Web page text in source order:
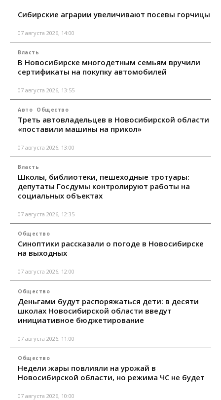
Сибирские аграрии увеличивают посевы горчицы
07 августа 2026, 14:00
Власть
В Новосибирске многодетным семьям вручили
сертификаты на покупку автомобилей
07 августа 2026, 13:55
Авто Общество
Треть автовладельцев в Новосибирской области
«поставили машины на прикол»
07 августа 2026, 13:00
Власть
Школы, библиотеки, пешеходные тротуары:
депутаты Госдумы контролируют работы на
социальных объектах
07 августа 2026, 12:35
Общество
Синоптики рассказали о погоде в Новосибирске
на выходных
07 августа 2026, 12:00
Общество
Деньгами будут распоряжаться дети: в десяти
школах Новосибирской области введут
инициативное бюджетирование
07 августа 2026, 11:00
Общество
Недели жары повлияли на урожай в
Новосибирской области, но режима ЧС не будет
07 августа 2026, 10:00